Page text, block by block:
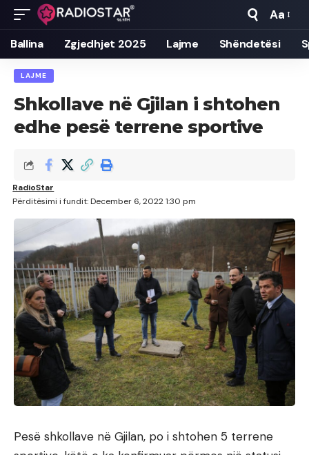
Font
Resizer
Aa
Ballina Zgjedhjet 2025 Lajme Shëndetësi
LAJME
Shkollave në Gjilan i shtohen
edhe pesë terrene sportive
Përditësimi i fundit: December 6, 2022 1:30 pm
RadioStar
Pesë shkollave në Gjilan, po i shtohen 5 terrene